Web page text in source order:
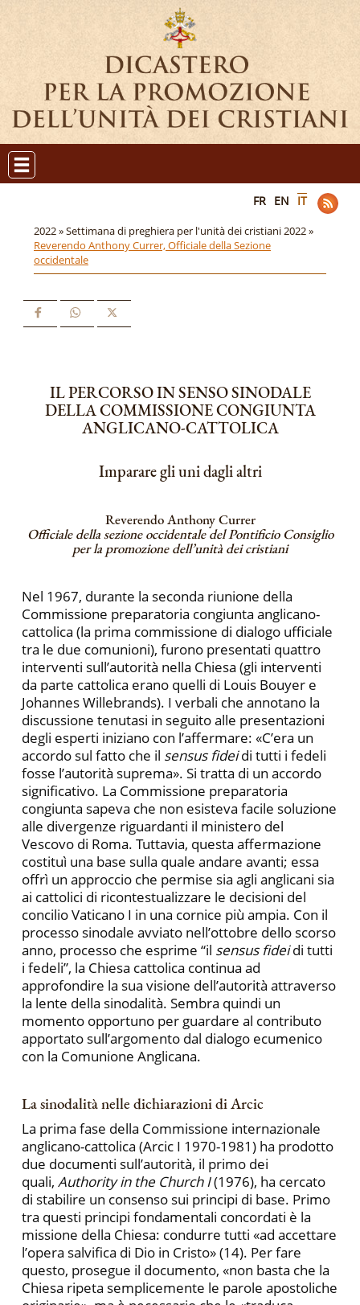
FR EN IT
2022 »Settimana di preghiera per l'unità dei cristiani 2022 »
Reverendo Anthony Currer, Officiale della Sezione
occidentale
IL PERCORSO IN SENSO SINODALE
DELLA COMMISSIONE CONGIUNTA
ANGLICANO-CATTOLICA
Imparare gli uni dagli altri
Reverendo Anthony Currer
Officiale della sezione occidentale del Pontificio Consiglio
per la promozione dell’unità dei cristiani
Nel 1967, durante la seconda riunione della
Commissione preparatoria congiunta anglicano-
cattolica (la prima commissione di dialogo ufficiale
tra le due comunioni), furono presentati quattro
interventi sull’autorità nella Chiesa (gli interventi
da parte cattolica erano quelli di Louis Bouyer e
Johannes Willebrands). I verbali che annotano la
discussione tenutasi in seguito alle presentazioni
degli esperti iniziano con l’affermare: «C’era un
accordo sul fatto che il sensus fideidi tutti i fedeli
fosse l’autorità suprema». Si tratta di un accordo
significativo. La Commissione preparatoria
congiunta sapeva che non esisteva facile soluzione
alle divergenze riguardanti il ministero del
Vescovo di Roma. Tuttavia, questa affermazione
costituì una base sulla quale andare avanti; essa
offrì un approccio che permise sia agli anglicani sia
ai cattolici di ricontestualizzare le decisioni del
concilio Vaticano I in una cornice più ampia. Con il
processo sinodale avviato nell’ottobre dello scorso
anno, processo che esprime “il sensus fideidi tutti
i fedeli”, la Chiesa cattolica continua ad
approfondire la sua visione dell’autorità attraverso
la lente della sinodalità. Sembra quindi un
momento opportuno per guardare al contributo
apportato sull’argomento dal dialogo ecumenico
con la Comunione Anglicana.
La sinodalità nelle dichiarazioni di Arcic
La prima fase della Commissione internazionale
anglicano-cattolica (Arcic I 1970-1981) ha prodotto
due documenti sull’autorità, il primo dei
quali, Authority in the Church I(1976), ha cercato
di stabilire un consenso sui principi di base. Primo
tra questi principi fondamentali concordati è la
missione della Chiesa: condurre tutti «ad accettare
l’opera salvifica di Dio in Cristo» (14). Per fare
questo, prosegue il documento, «non basta che la
Chiesa ripeta semplicemente le parole apostoliche